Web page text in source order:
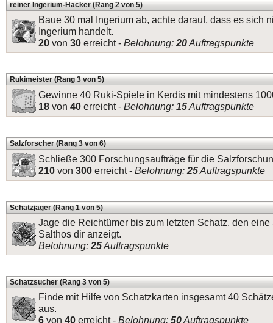
reiner Ingerium-Hacker (Rang 2 von 5)
Baue 30 mal Ingerium ab, achte darauf, dass es sich
Ingerium handelt.
20 von 30 erreicht - Belohnung: 20Auftragspunkte
Rukimeister (Rang 3 von 5)
Gewinne 40 Ruki-Spiele in Kerdis mit mindestens
18 von 40 erreicht - Belohnung: 15Auftragspunkte
Salzforscher (Rang 3 von 6)
Schließe 300 Forschungsaufträge für die
210 von 300 erreicht - Belohnung: 25Auftragspunkte
Schatzjäger (Rang 1 von 5)
Jage die Reichtümer bis zum letzten Schatz, den
Salthos dir anzeigt.
Belohnung: 25Auftragspunkte
Schatzsucher (Rang 3 von 5)
Finde mit Hilfe von Schatzkarten insgesamt 40
aus.
6 von 40 erreicht - Belohnung: 50Auftragspunkte